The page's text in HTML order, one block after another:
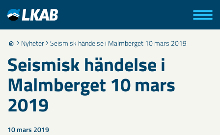
Nyheter Seismisk händelse i Malmberget 10 mars 2019
Seismisk händelse i
Malmberget 10 mars
2019
10 mars 2019